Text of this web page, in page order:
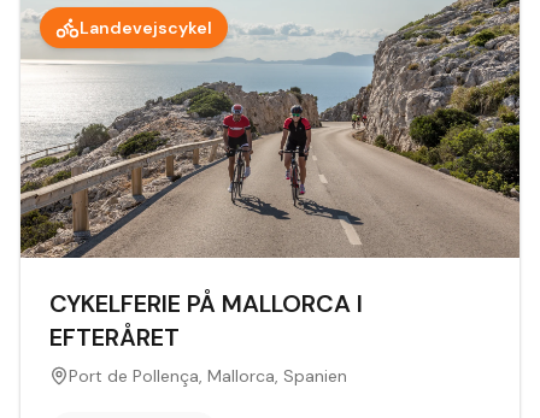
Landevejscykel
CYKELFERIE PÅ MALLORCA I
EFTERÅRET
Port de Pollença, Mallorca, Spanien